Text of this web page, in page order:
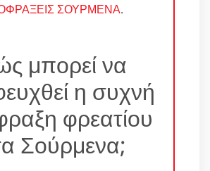
ΣΟΥΡΜΕΝΑ.
μπορεί να
η συχνή
φρεατίου
Σούρμενα;